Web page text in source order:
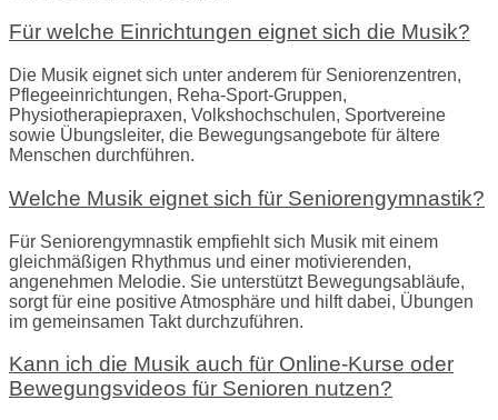
Für welche Einrichtungen eignet sich die Musik?
Die Musik eignet sich unter anderem für Seniorenzentren,
Pflegeeinrichtungen, Reha-Sport-Gruppen,
Physiotherapiepraxen, Volkshochschulen, Sportvereine
sowie Übungsleiter, die Bewegungsangebote für ältere
Menschen durchführen.
Welche Musik eignet sich für Seniorengymnastik?
Für Seniorengymnastik empfiehlt sich Musik mit einem
gleichmäßigen Rhythmus und einer motivierenden,
angenehmen Melodie. Sie unterstützt Bewegungsabläufe,
sorgt für eine positive Atmosphäre und hilft dabei, Übungen
im gemeinsamen Takt durchzuführen.
Kann ich die Musik auch für Online-Kurse oder
Bewegungsvideos für Senioren nutzen?